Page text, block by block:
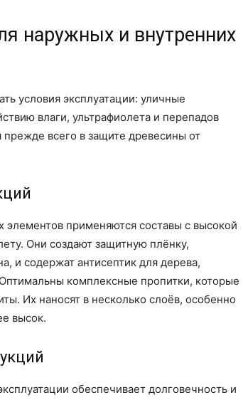
наружных и внутренних
условия эксплуатации: уличные
влаги, ультрафиолета и перепадов
всего в защите древесины от
элементов применяются составы с высокой
Они создают защитную плёнку,
и содержат антисептик для дерева,
комплексные пропитки, которые
Их наносят в несколько слоёв, особенно
высок.
обеспечивает долговечность и